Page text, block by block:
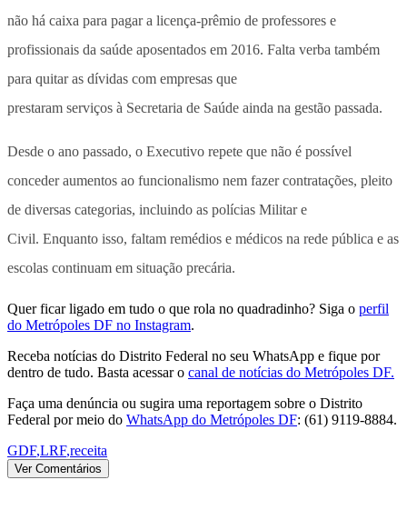
não há caixa para pagar a licença-prêmio de professores e
profissionais da saúde aposentados em 2016. Falta verba também
para quitar as dívidas com empresas que
prestaram serviços à Secretaria de Saúde ainda na gestão passada.
Desde o ano passado, o Executivo repete que não é possível
conceder aumentos ao funcionalismo nem fazer contratações, pleito
de diversas categorias, incluindo as polícias Militar e
Civil. Enquanto isso, faltam remédios e médicos na rede pública e as
escolas continuam em situação precária.
Quer ficar ligado em tudo o que rola no quadradinho? Siga o perfil
do Metrópoles DF no Instagram.
Receba notícias do Distrito Federal no seu WhatsApp e fique por
dentro de tudo. Basta acessar o canal de notícias do Metrópoles DF.
Faça uma denúncia ou sugira uma reportagem sobre o Distrito
Federal por meio do WhatsApp do Metrópoles DF: (61) 9119-8884.
GDF,LRF,receita
Ver Comentários